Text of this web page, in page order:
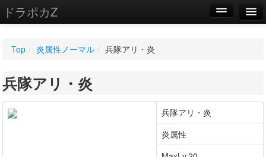
ドラポカZ
WIKI
設定
Top / 炎属性ノーマル / 兵隊アリ・炎
兵隊アリ・炎
兵隊アリ・炎
炎属性